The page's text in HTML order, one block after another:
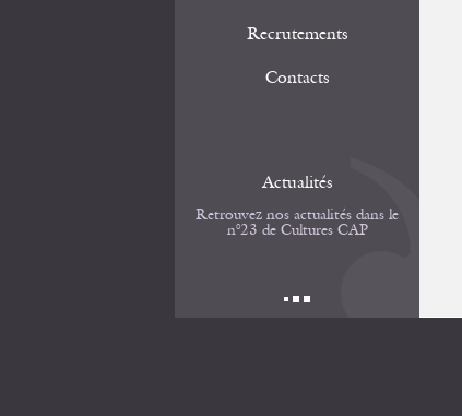
Recrutements
Contacts
Actualités
Retrouvez nos actualités dans le
n°23 de Cultures CAP